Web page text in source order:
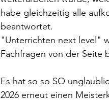
habe gleichzeitig alle
beantwortet.
"Unterrichten next level"
Fachfragen von der Seite
Es hat so so SO
2026 erneut einen